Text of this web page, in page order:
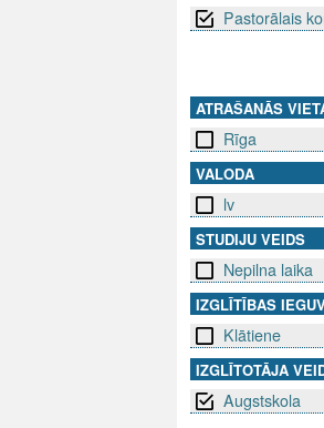
Pastorālais
ATRAŠANĀS
Rīga
VALODA
lv
STUDIJU VEIDS
Nepilna laika
IZGLĪTĪBAS
Klātiene
IZGLĪTOTĀJA
Augstskola